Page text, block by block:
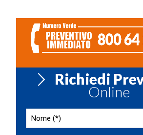
Richiedi
Online